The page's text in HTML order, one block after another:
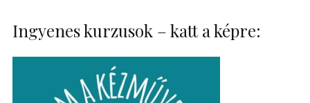
Ingyenes kurzusok – katt a képre: